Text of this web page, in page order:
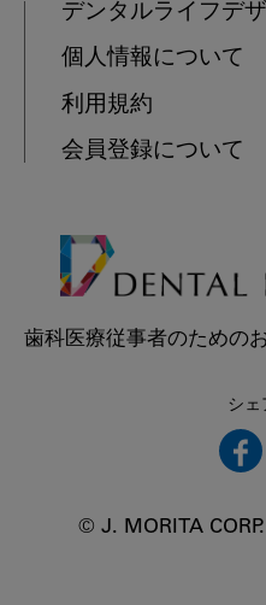
デンタルライフデ
個人情報について
利用規約
会員登録について
歯科医療従事者のための
シェ
© J. MORITA